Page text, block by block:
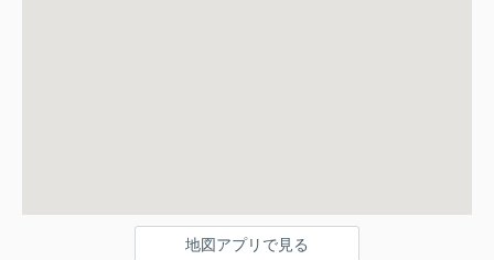
地図アプリで見る